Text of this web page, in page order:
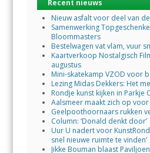
Recent nieuws
Nieuw asfalt voor deel van de
Samenwerking
Bloommasters
Bestelwagen vat vlam, vuur
Kaartverkoop Nostalgisch
augustus
Mini-skatekamp VZOD voor
Lezing Midas Dekkers: Het
Rondje kunst kijken in Parkje
Aalsmeer maakt zich op
Geelpoothoornaars rukken
Column: ‘Donald denkt door’
Uur U nadert voor
snel nieuwe ruimte te vinden’
Jikke Bouman blaast